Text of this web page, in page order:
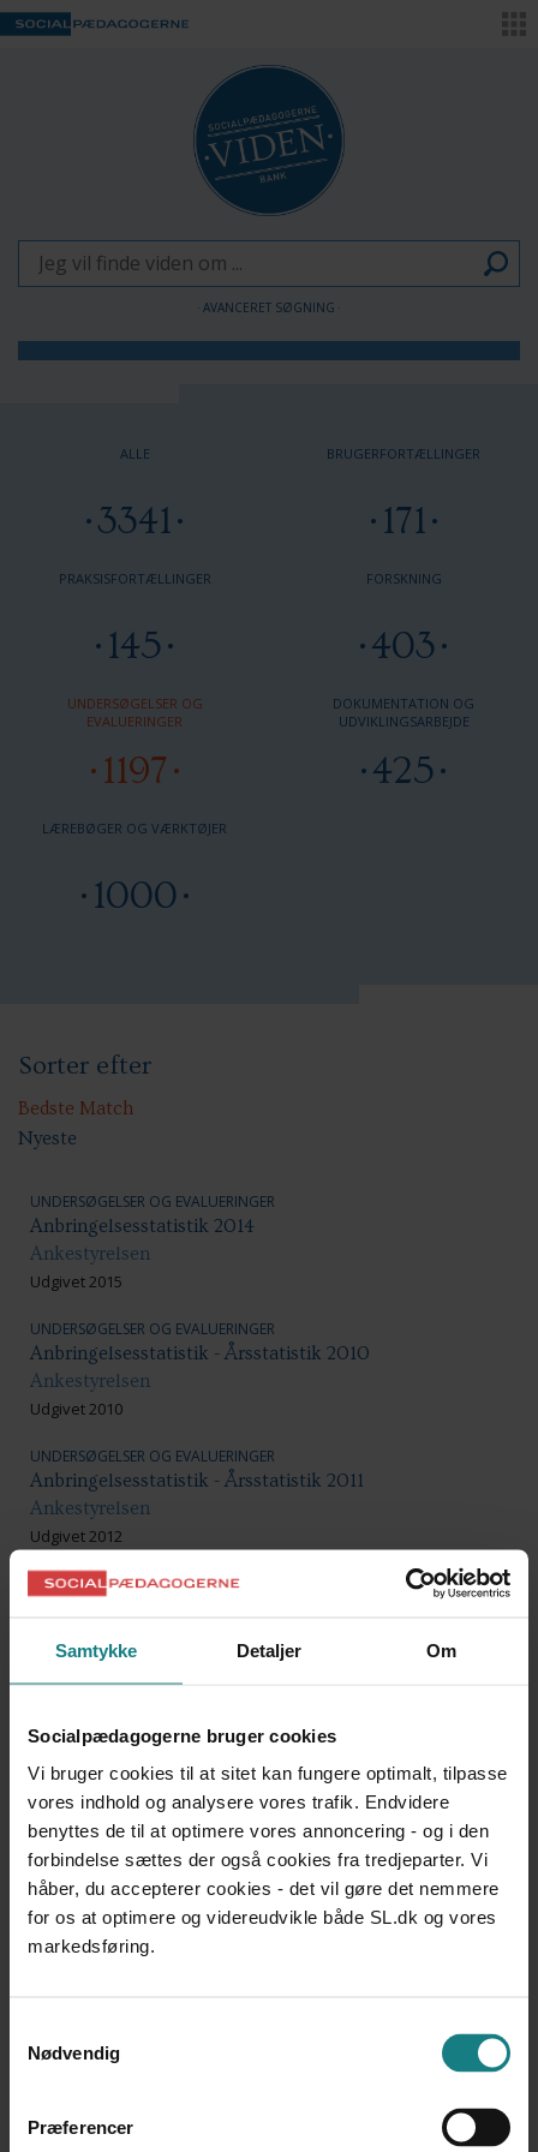
Samtykke Detaljer Om
Socialpædagogerne bruger cookies
Vi bruger cookies til at sitet kan fungere optimalt, tilpasse
vores indhold og analysere vores trafik. Endvidere
benyttes de til at optimere vores annoncering - og i den
forbindelse sættes der også cookies fra tredjeparter. Vi
håber, du accepterer cookies - det vil gøre det nemmere
for os at optimere og videreudvikle både SL.dk og vores
markedsføring.
Nødvendig
Præferencer
AVANCERET SØGNING
ALLE
3341
BRUGERFORTÆLLINGER
171
PRAKSISFORTÆLLINGER
145
FORSKNING
403
UNDERSØGELSER OG
EVALUERINGER
1197
DOKUMENTATION OG
UDVIKLINGSARBEJDE
425
LÆREBØGER OG VÆRKTØJER
1000
Sorter efter
Bedste Match
Nyeste
UNDERSØGELSER OG EVALUERINGER
Anbringelsesstatistik 2014
Ankestyrelsen
Udgivet 2015
UNDERSØGELSER OG EVALUERINGER
Anbringelsesstatistik - Årsstatistik 2010
Ankestyrelsen
Udgivet 2010
UNDERSØGELSER OG EVALUERINGER
Anbringelsesstatistik - Årsstatistik 2011
Ankestyrelsen
Udgivet 2012
UNDERSØGELSER OG EVALUERINGER
Udgivet 2013
Anbringelsesstatistik 2013
Ankestyrelsen
Udgivet 2014
UNDERSØGELSER OG EVALUERINGER
Ankestyrelsens praksisundersøgelse om samværssager
Ankestyrelsen
Udgivet 2016
Center for Kvalitetsudvikling
UNDERSØGELSER OG EVALUERINGER
Fokus på – anbragte børn og unge med anden etnisk